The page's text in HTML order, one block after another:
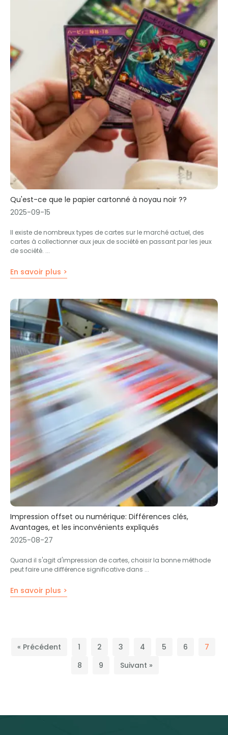
Qu'est-ce que le papier cartonné à noyau noir ??
2025-09-15
Il existe de nombreux types de cartes sur le marché actuel, des
cartes à collectionner aux jeux de société en passant par les jeux
de société. ...
En savoir plus >
Impression offset ou numérique: Différences clés,
Avantages, et les inconvénients expliqués
2025-08-27
Quand il s'agit d'impression de cartes, choisir la bonne méthode
peut faire une différence significative dans ...
En savoir plus >
« Précédent 1 2 3 4 5 6
7
8
9 Suivant »